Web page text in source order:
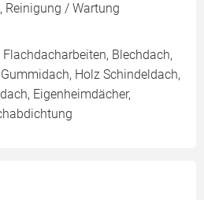
Reinigung / Wartung
Blechdach,
Holz Schindeldach,
Eigenheimdächer,